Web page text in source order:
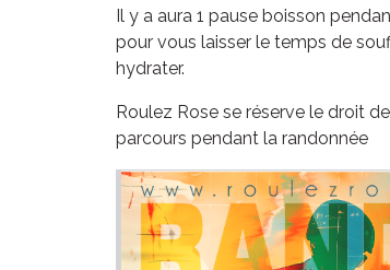
Il y a aura 1 pause boisson
pour vous laisser le temps de
hydrater.
Roulez Rose se réserve le droit
parcours pendant la randonnée